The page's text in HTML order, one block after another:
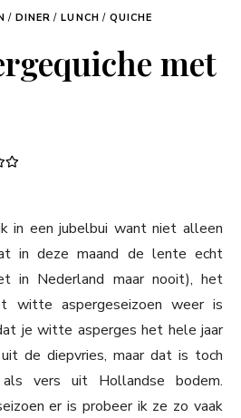
/ DINER / LUNCH / QUICHE
met
in een jubelbui want niet alleen
in deze maand de lente echt
in Nederland maar nooit), het
witte aspergeseizoen weer is
je witte asperges het hele jaar
de diepvries, maar dat is toch
vers uit Hollandse bodem.
er is probeer ik ze zo vaak